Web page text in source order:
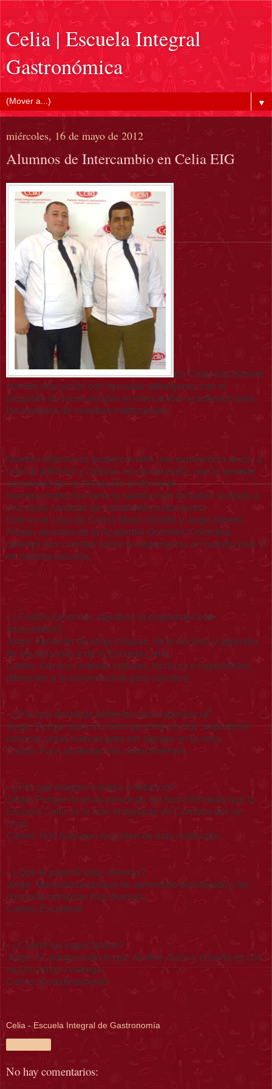
Celia | Escuela Integral
Gastronómica
▼
miércoles, 16 de mayo de 2012
Alumnos de Intercambio en Celia EIG
En Celia articulamos
nuestra educación con escuelas extranjeras, con el
propósito de hacer posible el intercambio académico para
los alumnos de nuestras instituciones.
Nuestro objetivo es proporcionarle una experiencia única, a
nivel académico y cultural, en otra escuela, que le permita
complementar su formación profesional.
Nuestra institución tiene la satisfacción de haber recibido a
una vasta cantidad de estudiantes extranjeros.
Este es el caso de Carlos Mario Giraldo y Jorge Alberto
Alzate, alumnos de la Academia Gourmet, Colombia,
quienes nos cuentan sobre su experiencia en nuestro país y
en nuestra escuela.
• ¿Cuáles fueron tus objetivos al emprender este
Intercambio?
Jorge: Aprender de otras culturas, otras cocinas y aprender
de las personas y de la Escuela Celia.
Carlos: Conocer nuevas culturas, técnicas e ingredientes
diferentes a lo convencional para nosotros.
• ¿Por qué decidiste enfrentar esta experiencia?
Jorge: Porque para mi como persona es muy importante
conocer cosas nuevas para ser alguien en la vida.
Carlos: Para aumentar mis conocimientos.
• ¿Por que elegiste nuestra institución?
Jorge: Porque muchas personas me han informado que la
Escuela Celia es la más importante de Córdoba por su
nivel.
Carlos: Nos hablaron muy bien de esta institución.
• ¿Que te pareció esta vivencia?
Jorge: Maravillosa porque he aprendido demasiado y he
conocido personas muy buenas.
Carlos: Excelente
• ¿Cubrió tus expectativas?
Jorge: Sí, porque todo lo que se dice, hace y enseña es con
mucho amor y entrega.
Carlos: Completamente
Celia - Escuela Integral de Gastronomía
No hay comentarios: